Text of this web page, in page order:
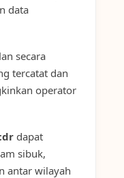
data
secara
tercatat dan
operator
dapat
sibuk,
antar wilayah